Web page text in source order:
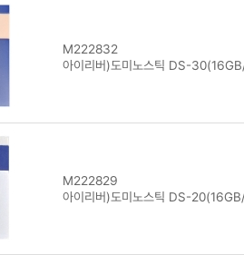
M222832
아이리버)도미노스틱 DS-
M222829
아이리버)도미노스틱 DS-